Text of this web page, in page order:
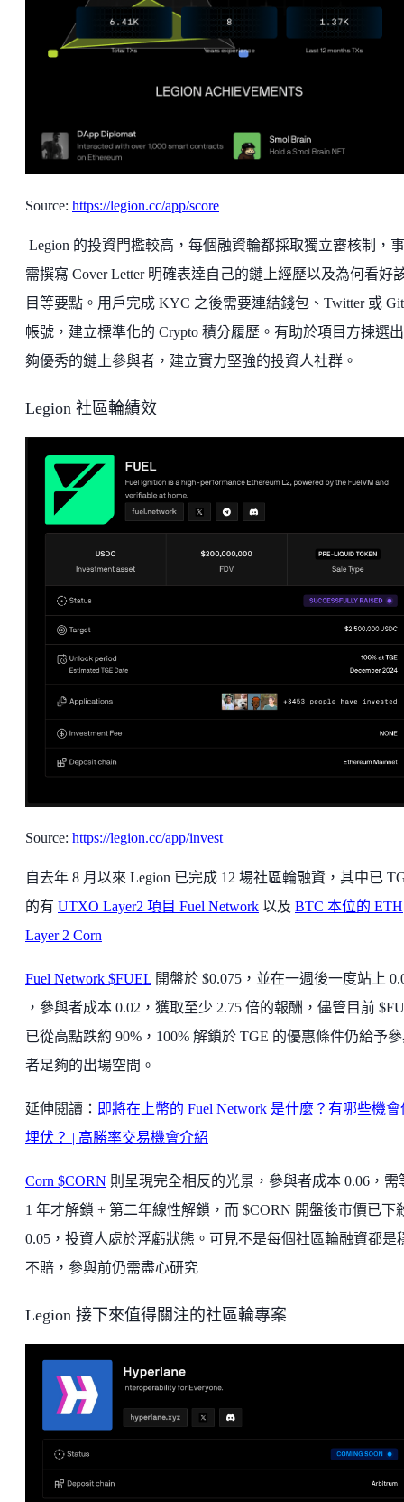
Source: https://legion.cc/app/score
Legion 的投資門檻較高，每個融資輪都採取獨立審核制，
需撰寫 Cover Letter 明確表達自己的鏈上經歷以及為何看好
目等要點。用戶完成 KYC 之後需要連結錢包、Twitter 或
帳號，建立標準化的 Crypto 積分履歷。有助於項目方揀選
夠優秀的鏈上參與者，建立實力堅強的投資人社群。
Legion 社區輪績效
Source: https://legion.cc/app/invest
自去年 8 月以來 Legion 已完成 12 場社區輪融資，其中已
的有 UTXO Layer2 項目 Fuel Network 以及 BTC 本位的 ETH
Layer 2 Corn
Fuel Network $FUEL 開盤於 $0.075，並在一週後一度站上
，參與者成本 0.02，獲取至少 2.75 倍的報酬，儘管目前
已從高點跌約 90%，100% 解鎖於 TGE 的優惠條件仍給予
者足夠的出場空間。
延伸閱讀： 即將在上幣的 Fuel Network 是什麼？有哪些機
埋伏？ | 高勝率交易機會介紹
Corn $CORN 則呈現完全相反的光景，參與者成本 0.06，需
1 年才解鎖 + 第二年線性解鎖，而 $CORN 開盤後市價已下
0.05，投資人處於浮虧狀態。可見不是每個社區輪融資都是
不賠，參與前仍需盡心研究
Legion 接下來值得關注的社區輪專案